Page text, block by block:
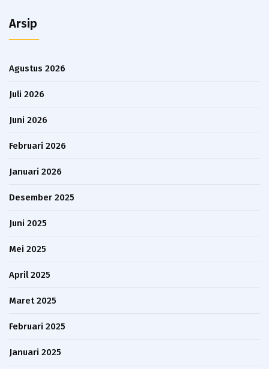
Arsip
Agustus 2026
Juli 2026
Juni 2026
Februari 2026
Januari 2026
Desember 2025
Juni 2025
Mei 2025
April 2025
Maret 2025
Februari 2025
Januari 2025